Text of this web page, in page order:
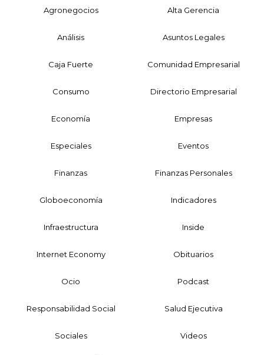
Agronegocios Alta Gerencia
Análisis Asuntos Legales
Caja Fuerte Comunidad Empresarial
Consumo Directorio Empresarial
Economía Empresas
Especiales Eventos
Finanzas Finanzas Personales
Globoeconomía Indicadores
Infraestructura Inside
Internet Economy Obituarios
Ocio Podcast
Responsabilidad Social Salud Ejecutiva
Sociales Videos